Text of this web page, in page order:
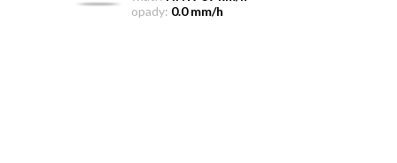
opady: 0.0 mm/h